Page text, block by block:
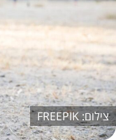
FREEPIK